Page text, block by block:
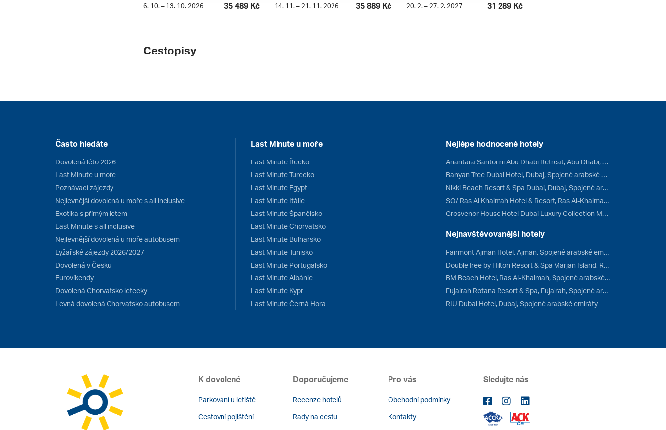
6. 10. – 13. 10. 2026 35 489 Kč 14. 11. – 21. 11. 2026 35 889 Kč 20. 2. – 27. 2. 2027 31 289 Kč
Cestopisy
Často hledáte
Dovolená léto 2026
Last Minute u moře
Poznávací zájezdy
Nejlevnější dovolená u moře s all inclusive
Exotika s přímým letem
Last Minute s all inclusive
Nejlevnější dovolená u moře autobusem
Lyžařské zájezdy 2026/2027
Dovolená v Česku
Eurovíkendy
Dovolená Chorvatsko letecky
Levná dovolená Chorvatsko autobusem
Last Minute u moře
Last Minute Řecko
Last Minute Turecko
Last Minute Egypt
Last Minute Itálie
Last Minute Španělsko
Last Minute Chorvatsko
Last Minute Bulharsko
Last Minute Tunisko
Last Minute Portugalsko
Last Minute Albánie
Last Minute Kypr
Last Minute Černá Hora
Nejlépe hodnocené hotely
Anantara Santorini Abu Dhabi Retreat, Abu Dhabi, Spojené arabské emiráty
Banyan Tree Dubai Hotel, Dubaj, Spojené arabské emiráty
Nikki Beach Resort & Spa Dubai, Dubaj, Spojené arabské emiráty
SO/ Ras Al Khaimah Hotel & Resort, Ras Al-Khaimah, Spojené arabské emiráty
Grosvenor House Hotel Dubai Luxury Collection Marriott, Dubaj, Spojené arabské emiráty
Nejnavštěvovanější hotely
Fairmont Ajman Hotel, Ajman, Spojené arabské emiráty
DoubleTree by Hilton Resort & Spa Marjan Island, Ras Al-Khaimah, Spojené arabské emiráty
BM Beach Hotel, Ras Al-Khaimah, Spojené arabské emiráty
Fujairah Rotana Resort & Spa, Fujairah, Spojené arabské emiráty
RIU Dubai Hotel, Dubaj, Spojené arabské emiráty
K dovolené
Parkování u letiště
Cestovní pojištění
Doporučujeme
Recenze hotelů
Rady na cestu
Pro vás
Obchodní podmínky
Kontakty
Sledujte nás